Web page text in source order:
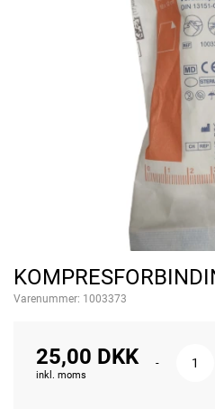
Varenummer: 1003373
25,00 DKK
inkl. moms
-